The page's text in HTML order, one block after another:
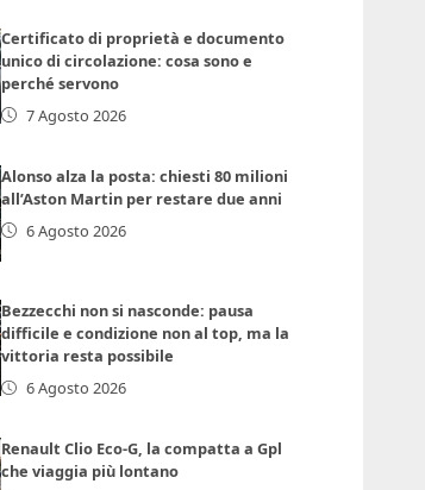
Certificato di proprietà e documento
unico di circolazione: cosa sono e
perché servono
7 Agosto 2026
Alonso alza la posta: chiesti 80 milioni
all’Aston Martin per restare due anni
6 Agosto 2026
Bezzecchi non si nasconde: pausa
difficile e condizione non al top, ma la
vittoria resta possibile
6 Agosto 2026
Renault Clio Eco-G, la compatta a Gpl
che viaggia più lontano